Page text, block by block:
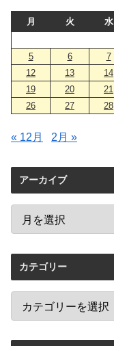
月 火 水
5
6 7
12
13 14
19
20 21
26
27 28
« 12月 2月 »
アーカイブ
カテゴリー